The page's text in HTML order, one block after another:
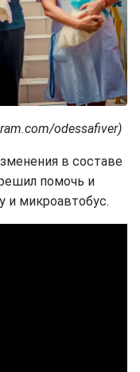
odessafiver)
в составе
помочь и
и микроавтобус.